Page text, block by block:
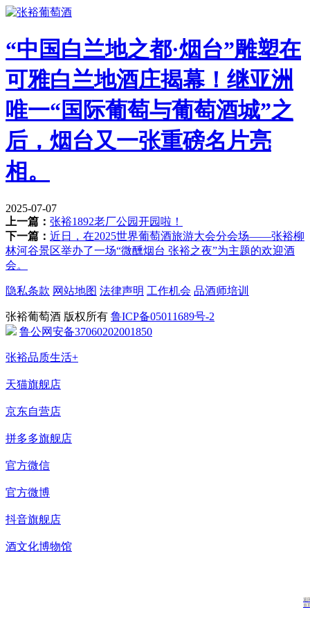
“中国白兰地之都·烟台”雕塑在
可雅白兰地酒庄揭幕！继亚洲
唯一“国际葡萄与葡萄酒城”之
后，烟台又一张重磅名片亮
相。
2025-07-07
上一篇： 张裕1892老厂公园开园啦！
下一篇： 近日，在2025世界葡萄酒旅游大会分会场——张裕柳
林河谷景区举办了一场“微醺烟台 张裕之夜”为主题的欢迎酒
会。
隐私条款 网站地图 法律声明 工作机会 品酒师培训
张裕葡萄酒 版权所有 鲁ICP备05011689号-2
鲁公网安备37060202001850
张裕品质生活+
天猫旗舰店
京东自营店
拼多多旗舰店
官方微信
官方微博
抖音旗舰店
酒文化博物馆
返
首